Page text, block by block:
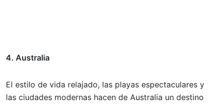
4. Australia
El estilo de vida relajado, las playas espectaculares y
las ciudades modernas hacen de Australia un destino